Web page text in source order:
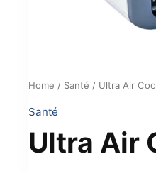
Home / Santé / Ultra Air
Santé
Ultra Air